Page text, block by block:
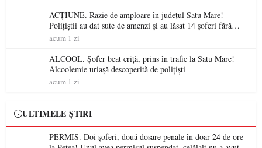
ACȚIUNE. Razie de amploare în județul Satu Mare!
Polițiștii au dat sute de amenzi și au lăsat 14 șoferi fără
permis într-o singură zi
acum 1 zi
ALCOOL. Șofer beat criță, prins în trafic la Satu Mare!
Alcoolemie uriașă descoperită de polițiști
acum 1 zi
ULTIMELE ȘTIRI
PERMIS. Doi șoferi, două dosare penale în doar 24 de ore